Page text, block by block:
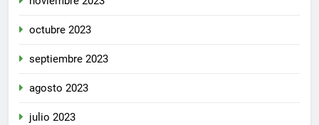
octubre 2023
septiembre 2023
agosto 2023
julio 2023